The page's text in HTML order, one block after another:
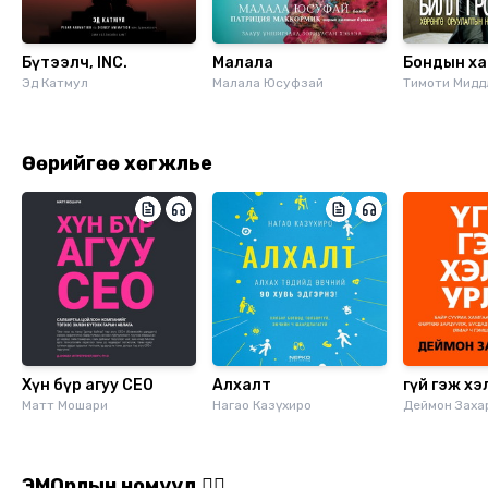
Бүтээлч, INC.
Эд Катмул
Малала
Малала Юсуфзай
Бондын
Тимоти
Өөрийгөө хөгжүүлье
Хүн бүр агуу СЕО
Матт Мошари
Алхалт
Нагао Казүхиро
Үгүй гэж
Деймон